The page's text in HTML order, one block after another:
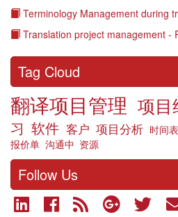
Terminology Management during
Translation project management -
Tag Cloud
翻译项目管理 项目
习 软件 客户 项目分析 时间表
报价单 沟通中 资源
Follow Us